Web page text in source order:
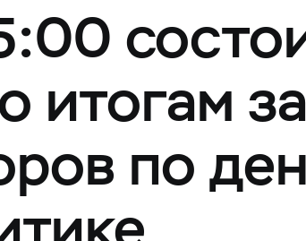
итогам
по